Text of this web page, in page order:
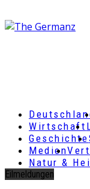
Wirtschaft
Geschichte
Medien
Natur &
Eilmeldungen